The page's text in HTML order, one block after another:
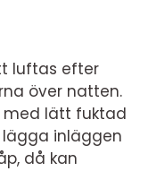
luftas efter
över natten.
med lätt fuktad
inläggen
då kan